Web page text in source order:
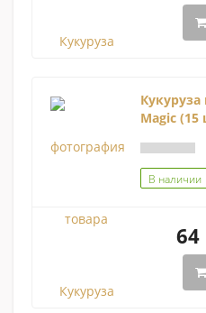
Magic
В наличии
64